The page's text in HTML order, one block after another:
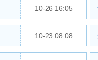
10-26 16:05
10-23 08:08